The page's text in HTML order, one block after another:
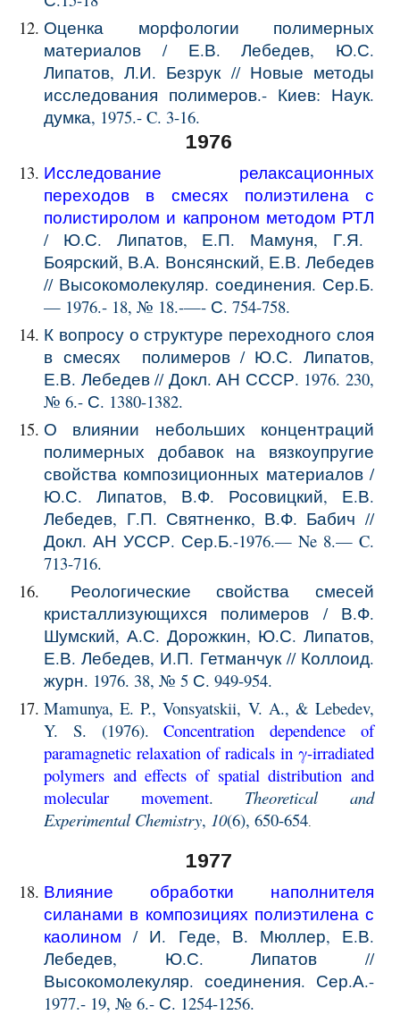
Оценка морфологии полимерных
материалов / Е.В. Лебедев, Ю.С.
Липатов, Л.И. Безрук // Новые методы
исследования полимеров.- Киев: Наук.
думка, 1975.- C. 3-16.
1976
Исследование релаксационных
переходов в смесях полиэтилена с
полистиролом и капроном методом РТЛ
/ Ю.С. Липатов, Е.П. Мамуня, Г.Я.
Боярский, В.А. Вонсянский, Е.В. Лебедев
// Высокомолекуляр. соединения. Сер.Б.
— 1976.- 18, № 18.-—- С. 754-758.
К вопросу о структуре переходного слоя
в смесях полимеров / Ю.С. Липатов,
Е.В. Лебедев // Докл. АН СССР. 1976. 230,
№ 6.- С. 1380-1382.
О влиянии небольших концентраций
полимерных добавок на вязкоупругие
свойства композиционных материалов /
Ю.С. Липатов, В.Ф. Росовицкий, Е.В.
Лебедев, Г.П. Святненко, В.Ф. Бабич //
Докл. АН УССР. Сер.Б.-1976.— Ne 8.— C.
713-716.
Реологические свойства смесей
кристаллизующихся полимеров / В.Ф.
Шумский, А.С. Дорожкин, Ю.С. Липатов,
Е.В. Лебедев, И.П. Гетманчук // Коллоид.
журн. 1976. 38, № 5 С. 949-954.
Mamunya, E. P., Vonsyatskii, V. A., & Lebedev,
Y. S. (1976). Concentration dependence of
paramagnetic relaxation of radicals in γ-irradiated
polymers and effects of spatial distribution and
molecular movement. Theoretical and
Experimental Chemistry, 10(6), 650-654.
1977
Влияние обработки наполнителя
силанами в композициях полиэтилена с
каолином / И. Геде, В. Мюллер, Е.В.
Лебедев, Ю.С. Липатов //
Высокомолекуляр. соединения. Сер.А.-
1977.- 19, № 6.- С. 1254-1256.